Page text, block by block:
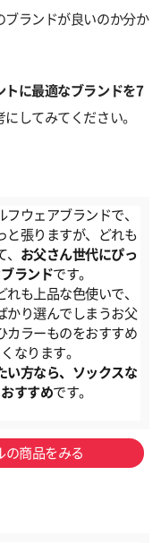
ブランドが良いのか分か
トに最適なブランドを7
してみてください。
フウェアブランドで、
と張りますが、どれも
お父さん世代にぴっ
ランドです。
れも上品な色使いで、
かり選んでしまうお父
カラーものをおすすめ
なります。
い方なら、ソックスな
すすめです。
の商品をみる